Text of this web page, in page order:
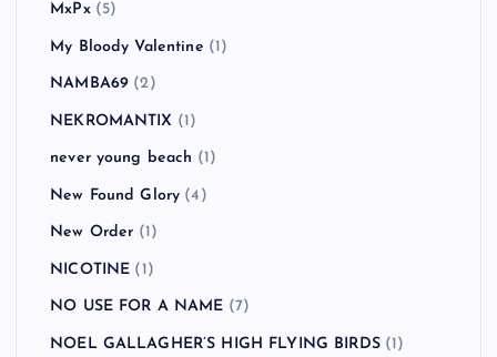
MxPx(5)
My Bloody Valentine (1)
NAMBA69 (2)
NEKROMANTIX (1)
never young beach (1)
New Found Glory (4)
New Order (1)
NICOTINE (1)
NO USE FOR A NAME (7)
NOEL GALLAGHER’S HIGH FLYING BIRDS(1)